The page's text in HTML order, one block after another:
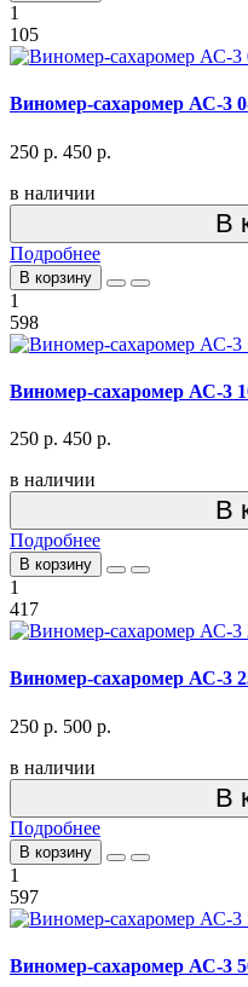
1
105
Виномер-сахаромер АС-3
250 р. 450 р.
в наличии
В
Подробнее
В корзину
1
598
Виномер-сахаромер АС-3
250 р. 450 р.
в наличии
В
Подробнее
В корзину
1
417
Виномер-сахаромер АС-3
250 р. 500 р.
в наличии
В
Подробнее
В корзину
1
597
Виномер-сахаромер АС-3